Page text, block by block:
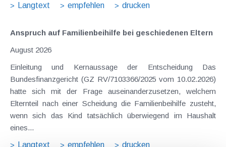
Langtext
empfehlen drucken
Anspruch auf Familienbeihilfe bei geschiedenen Eltern
August 2026
Einleitung und Kernaussage der Entscheidung Das
Bundesfinanzgericht (GZ RV/7103366/2025 vom 10.02.2026)
hatte sich mit der Frage auseinanderzusetzen, welchem
Elternteil nach einer Scheidung die Familienbeihilfe zusteht,
wenn sich das Kind tatsächlich überwiegend im Haushalt
eines...
Langtext
empfehlen drucken